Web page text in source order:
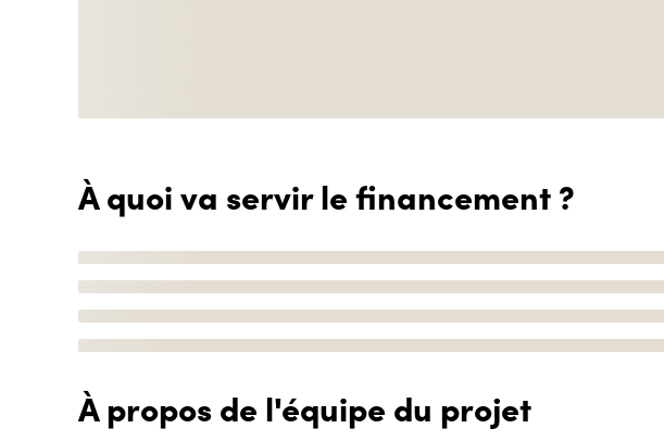
À quoi va servir le financement ?
À propos de l'équipe du projet